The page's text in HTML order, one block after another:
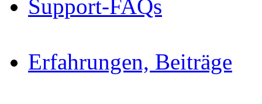
Support-FAQs
Erfahrungen, Beiträge